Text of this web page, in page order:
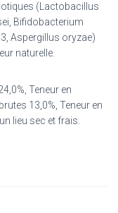
(Lactobacillus
Bifidobacterium
Aspergillus oryzae)
naturelle.
Teneur en
13,0%, Teneur en
lieu sec et frais.